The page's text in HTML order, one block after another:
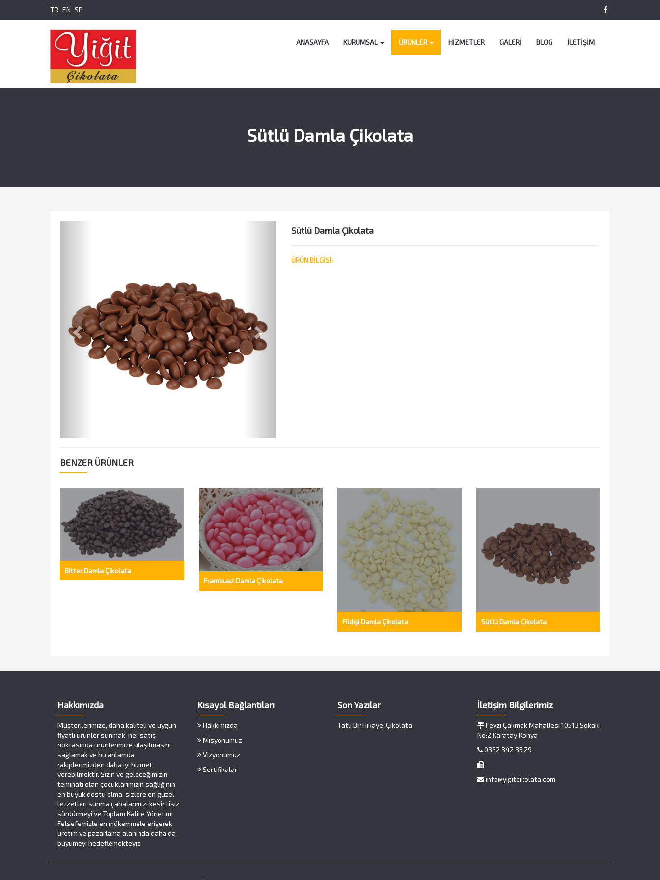
TR EN SP
ANASAYFA KURUMSAL ÜRÜNLER HİZMETLER GALERİ BLOG İLETİŞİM
Sütlü Damla Çikolata
Sütlü Damla Çikolata
ÜRÜN BİLGİSİ:
BENZER ÜRÜNLER
Bitter Damla Çikolata
Frambuaz Damla Çikolata
Fildişi Damla Çikolata Sütlü Damla Çikolata
Hakkımızda
Müşterilerimize, daha kaliteli ve uygun
fiyatlı ürünler sunmak, her satış
noktasında ürünlerimize ulaşılmasını
sağlamak ve bu anlamda
rakiplerimizden daha iyi hizmet
verebilmektir. Sizin ve geleceğimizin
teminatı olan çocuklarımızın sağlığının
en büyük dostu olma, sizlere en güzel
lezzetleri sunma çabalarımızı kesintisiz
sürdürmeyi ve Toplam Kalite Yönetimi
Felsefemizle en mükemmele erişerek
üretim ve pazarlama alanında daha da
büyümeyi hedeflemekteyiz.
Kısayol Bağlantıları
Hakkımızda
Misyonumuz
Vizyonumuz
Sertifikalar
Son Yazılar
Tatlı Bir Hikaye: Çikolata
İletişim Bilgilerimiz
Fevzi Çakmak Mahallesi 10513 Sokak
No:2 Karatay Konya
0332 342 35 29
info@yigitcikolata.com